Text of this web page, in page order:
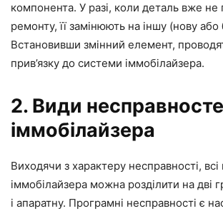
компонента. У разі, коли деталь вже не
ремонту, її замінюють на іншу (нову або
Встановивши змінний елемент,
прив’язку до системи іммобілайзера.
2. Види
іммобілайзера
Виходячи з характеру несправності,
іммобілайзера можна розділити на дві
і апаратну. Програмні несправності є